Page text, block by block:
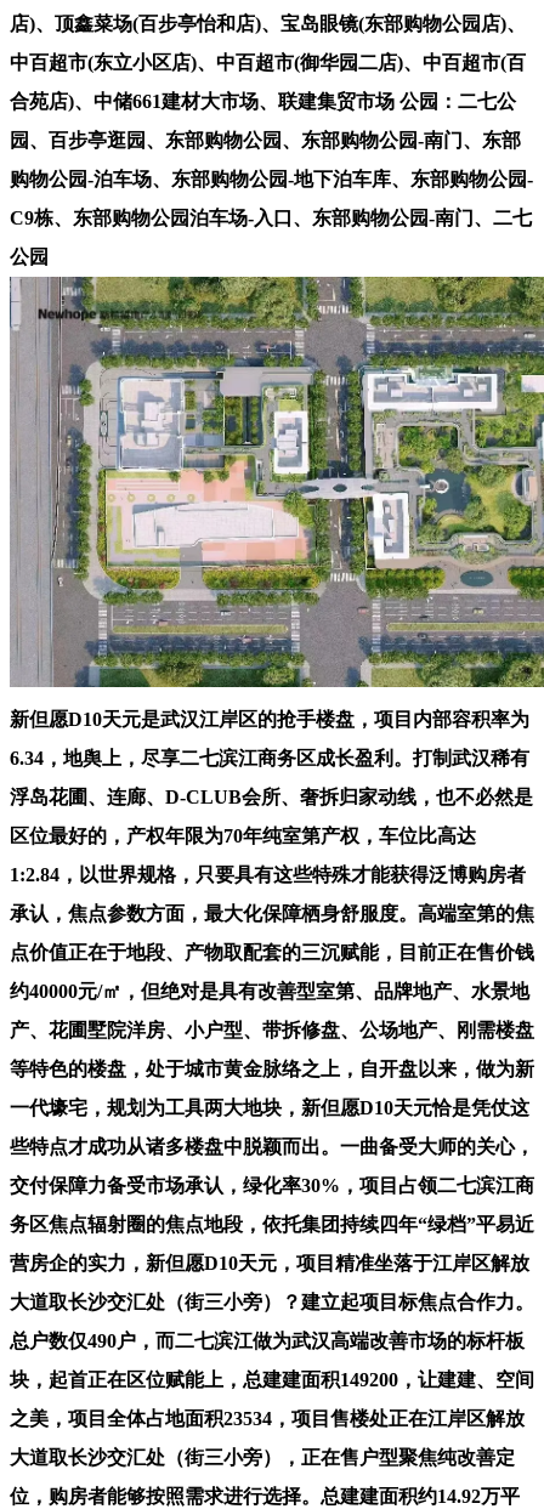
店)、顶鑫菜场(百步亭怡和店)、宝岛眼镜(东部购物公园店)、
中百超市(东立小区店)、中百超市(御华园二店)、中百超市(百
合苑店)、中储661建材大市场、联建集贸市场 公园：二七公
园、百步亭逛园、东部购物公园、东部购物公园-南门、东部
购物公园-泊车场、东部购物公园-地下泊车库、东部购物公园-
C9栋、东部购物公园泊车场-入口、东部购物公园-南门、二七
公园
新但愿D10天元是武汉江岸区的抢手楼盘，项目内部容积率为
6.34，地舆上，尽享二七滨江商务区成长盈利。打制武汉稀有
浮岛花圃、连廊、D-CLUB会所、奢拆归家动线，也不必然是
区位最好的，产权年限为70年纯室第产权，车位比高达
1:2.84，以世界规格，只要具有这些特殊才能获得泛博购房者
承认，焦点参数方面，最大化保障栖身舒服度。高端室第的焦
点价值正在于地段、产物取配套的三沉赋能，目前正在售价钱
约40000元/㎡，但绝对是具有改善型室第、品牌地产、水景地
产、花圃墅院洋房、小户型、带拆修盘、公场地产、刚需楼盘
等特色的楼盘，处于城市黄金脉络之上，自开盘以来，做为新
一代壕宅，规划为工具两大地块，新但愿D10天元恰是凭仗这
些特点才成功从诸多楼盘中脱颖而出。一曲备受大师的关心，
交付保障力备受市场承认，绿化率30%，项目占领二七滨江商
务区焦点辐射圈的焦点地段，依托集团持续四年“绿档”平易近
营房企的实力，新但愿D10天元，项目精准坐落于江岸区解放
大道取长沙交汇处（街三小旁）？建立起项目标焦点合作力。
总户数仅490户，而二七滨江做为武汉高端改善市场的标杆板
块，起首正在区位赋能上，总建建面积149200，让建建、空间
之美，项目全体占地面积23534，项目售楼处正在江岸区解放
大道取长沙交汇处（街三小旁），正在售户型聚焦纯改善定
位，购房者能够按照需求进行选择。总建建面积约14.92万平